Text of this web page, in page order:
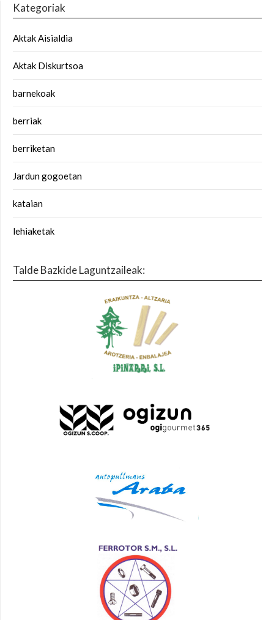
Kategoriak
Aktak Aisialdia
Aktak Diskurtsoa
barnekoak
berriak
berriketan
Jardun gogoetan
kataian
lehiaketak
Talde Bazkide Laguntzaileak: